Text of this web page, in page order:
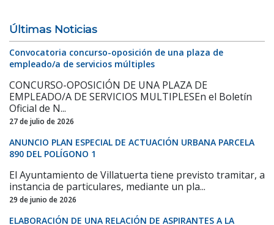
Últimas Noticias
Convocatoria concurso-oposición de una plaza de
empleado/a de servicios múltiples
CONCURSO-OPOSICIÓN DE UNA PLAZA DE
EMPLEADO/A DE SERVICIOS MULTIPLESEn el Boletín
Oficial de N...
27 de julio de 2026
ANUNCIO PLAN ESPECIAL DE ACTUACIÓN URBANA PARCELA
890 DEL POLÍGONO 1
El Ayuntamiento de Villatuerta tiene previsto tramitar, a
instancia de particulares, mediante un pla...
29 de junio de 2026
ELABORACIÓN DE UNA RELACIÓN DE ASPIRANTES A LA